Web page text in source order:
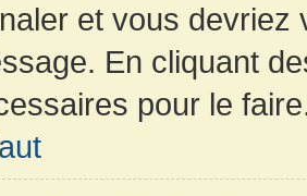
et vous devriez
En cliquant
pour le